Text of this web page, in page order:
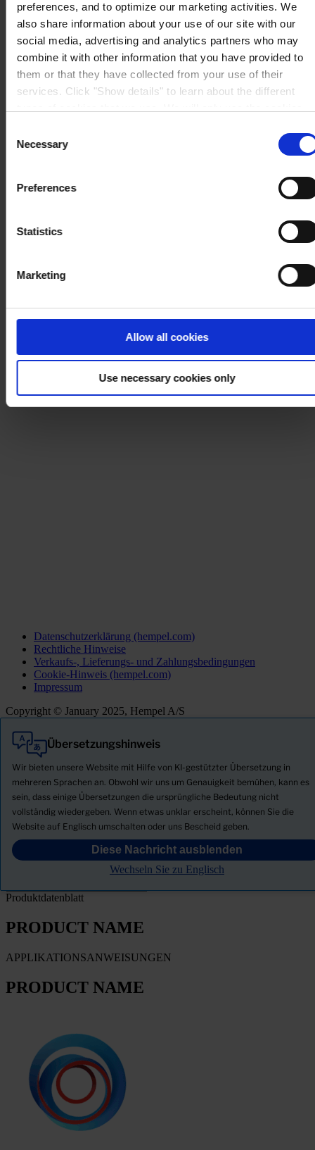
preferences, and to optimize our marketing activities. We
also share information about your use of our site with our
social media, advertising and analytics partners who may
combine it with other information that you have provided to
them or that they have collected from your use of their
services. Click "Show details" to learn about the different
cookies after having received your consent. You may
withdraw your consent at any time by using the link in our
. If you would like to know more how we
process your personal data, please visit our
Selection
Necessary
Preferences
Statistics
Marketing
Allow all cookies
Use necessary cookies only
Datenschutzerklärung (hempel.com)
Rechtliche Hinweise
Verkaufs-, Lieferungs- und Zahlungsbedingungen
Cookie-Hinweis (hempel.com)
Impressum
Copyright © January 2025, Hempel A/S
Übersetzungshinweis
Wir bieten unsere Website mit Hilfe von KI-gestützter Übersetzung in
mehreren Sprachen an. Obwohl wir uns um Genauigkeit bemühen, kann es
sein, dass einige Übersetzungen die ursprüngliche Bedeutung nicht
vollständig wiedergeben. Wenn etwas unklar erscheint, können Sie die
Website auf Englisch umschalten oder uns Bescheid geben.
Diese Nachricht ausblenden
Wechseln Sie zu Englisch
Alle
Produkte
Sicherheitsdatenblatt herunterladen
PRODUCT NAME
FILTER
Produktdatenblatt
PRODUCT NAME
APPLIKATIONSANWEISUNGEN
PRODUCT NAME